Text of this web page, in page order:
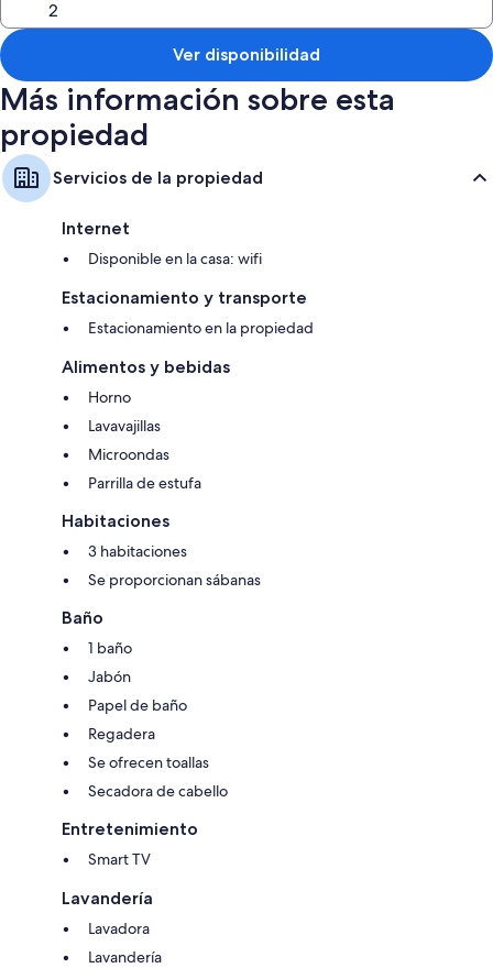
Ver disponibilidad
Más información sobre esta
propiedad
Servicios de la propiedad
Internet
Disponible en la casa: wifi
Estacionamiento y transporte
Estacionamiento en la propiedad
Alimentos y bebidas
Horno
Lavavajillas
Microondas
Parrilla de estufa
Habitaciones
3 habitaciones
Se proporcionan sábanas
Baño
1 baño
Jabón
Papel de baño
Regadera
Se ofrecen toallas
Secadora de cabello
Entretenimiento
Smart TV
Lavandería
Lavadora
Lavandería